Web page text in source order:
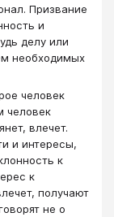
Призвание
и
делу или
необходимых
человек
человек
влечет.
и интересы,
к
к
получают
не о